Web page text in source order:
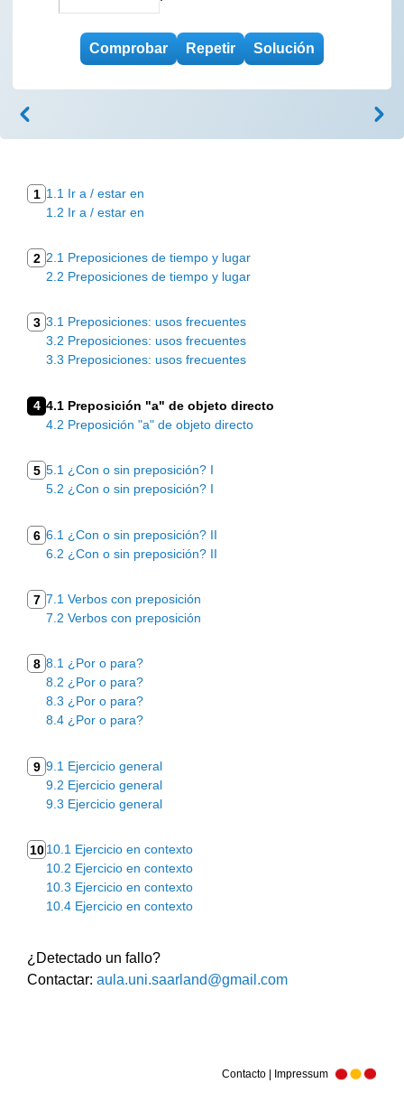
1 1.1 Ir a / estar en
1.2 Ir a / estar en
2 2.1 Preposiciones de tiempo y lugar
2.2 Preposiciones de tiempo y lugar
3 3.1 Preposiciones: usos frecuentes
3.2 Preposiciones: usos frecuentes
3.3 Preposiciones: usos frecuentes
4 4.1 Preposición "a" de objeto directo
4.2 Preposición "a" de objeto directo
5 5.1 ¿Con o sin preposición? I
5.2 ¿Con o sin preposición? I
6 6.1 ¿Con o sin preposición? II
6.2 ¿Con o sin preposición? II
7 7.1 Verbos con preposición
7.2 Verbos con preposición
8 8.1 ¿Por o para?
8.2 ¿Por o para?
8.3 ¿Por o para?
8.4 ¿Por o para?
9 9.1 Ejercicio general
9.2 Ejercicio general
9.3 Ejercicio general
10 10.1 Ejercicio en contexto
10.2 Ejercicio en contexto
10.3 Ejercicio en contexto
10.4 Ejercicio en contexto
¿Detectado un fallo?
Contactar: aula.uni.saarland@gmail.com
Contacto | Impressum